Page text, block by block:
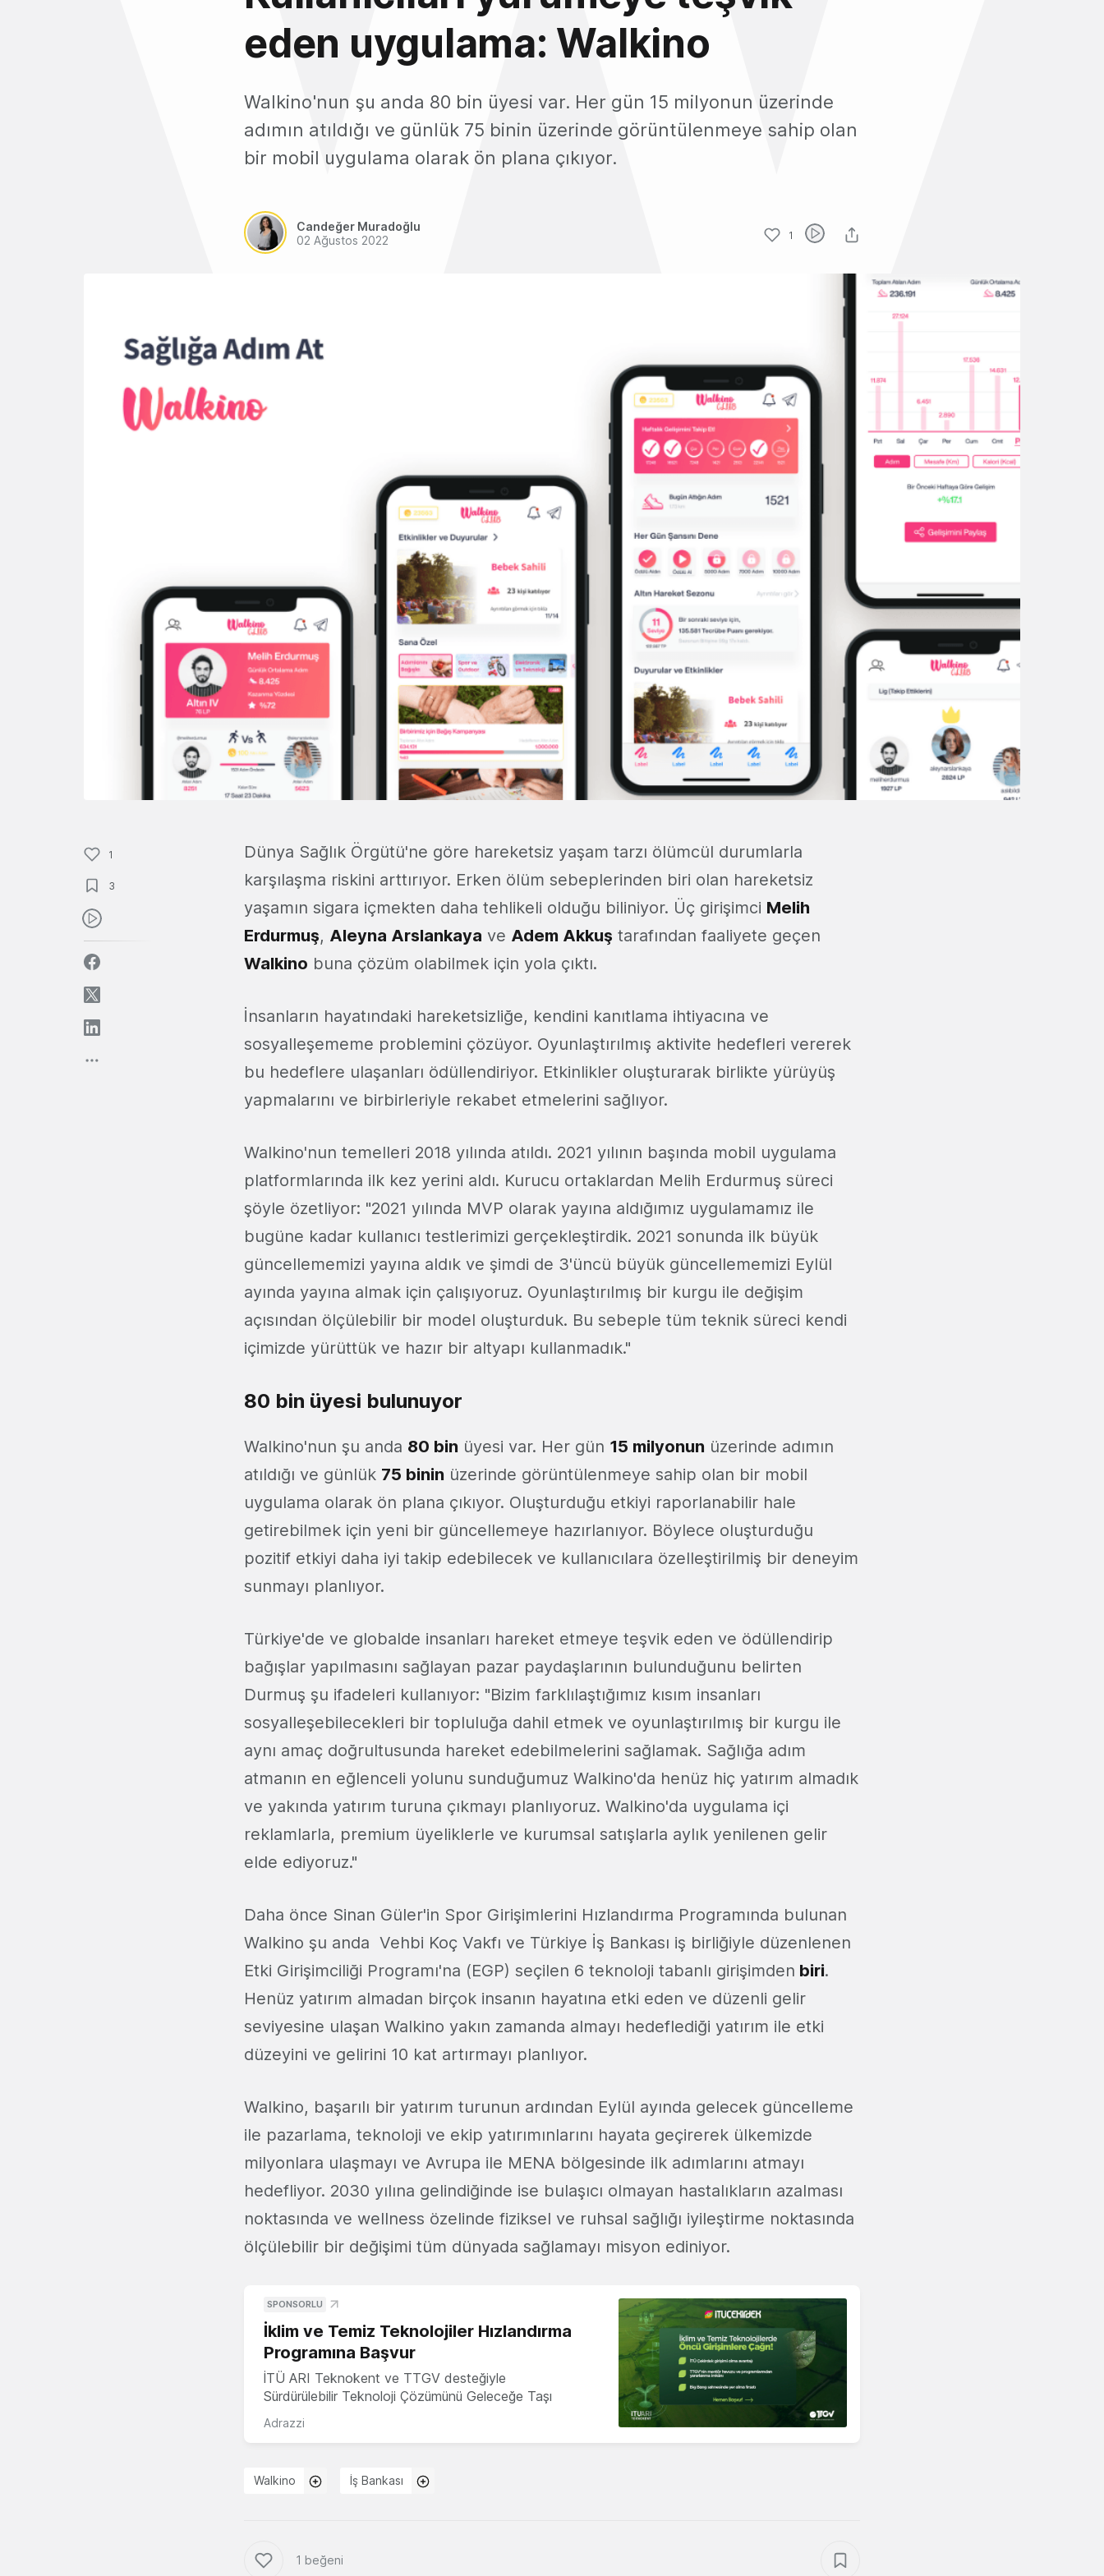
eden uygulama: Walkino
Walkino'nun şu anda 80 bin üyesi var. Her gün 15 milyonun üzerinde
adımın atıldığı ve günlük 75 binin üzerinde görüntülenmeye sahip olan
bir mobil uygulama olarak ön plana çıkıyor.
Candeğer Muradoğlu
02 Ağustos 2022
1
1
3
Dünya Sağlık Örgütü'ne göre hareketsiz yaşam tarzı ölümcül durumlarla
karşılaşma riskini arttırıyor. Erken ölüm sebeplerinden biri olan hareketsiz
yaşamın sigara içmekten daha tehlikeli olduğu biliniyor. Üç girişimci Melih
Erdurmuş, Aleyna Arslankaya ve Adem Akkuş tarafından faaliyete geçen
Walkino buna çözüm olabilmek için yola çıktı.
İnsanların hayatındaki hareketsizliğe, kendini kanıtlama ihtiyacına ve
sosyalleşememe problemini çözüyor. Oyunlaştırılmış aktivite hedefleri vererek
bu hedeflere ulaşanları ödüllendiriyor. Etkinlikler oluşturarak birlikte yürüyüş
yapmalarını ve birbirleriyle rekabet etmelerini sağlıyor.
Walkino'nun temelleri 2018 yılında atıldı. 2021 yılının başında mobil uygulama
platformlarında ilk kez yerini aldı. Kurucu ortaklardan Melih Erdurmuş süreci
şöyle özetliyor: "2021 yılında MVP olarak yayına aldığımız uygulamamız ile
bugüne kadar kullanıcı testlerimizi gerçekleştirdik. 2021 sonunda ilk büyük
güncellememizi yayına aldık ve şimdi de 3'üncü büyük güncellememizi Eylül
ayında yayına almak için çalışıyoruz. Oyunlaştırılmış bir kurgu ile değişim
açısından ölçülebilir bir model oluşturduk. Bu sebeple tüm teknik süreci kendi
içimizde yürüttük ve hazır bir altyapı kullanmadık."
80 bin üyesi bulunuyor
Walkino'nun şu anda 80 bin üyesi var. Her gün 15 milyonun üzerinde adımın
atıldığı ve günlük 75 binin üzerinde görüntülenmeye sahip olan bir mobil
uygulama olarak ön plana çıkıyor. Oluşturduğu etkiyi raporlanabilir hale
getirebilmek için yeni bir güncellemeye hazırlanıyor. Böylece oluşturduğu
pozitif etkiyi daha iyi takip edebilecek ve kullanıcılara özelleştirilmiş bir deneyim
sunmayı planlıyor.
Türkiye'de ve globalde insanları hareket etmeye teşvik eden ve ödüllendirip
bağışlar yapılmasını sağlayan pazar paydaşlarının bulunduğunu belirten
Durmuş şu ifadeleri kullanıyor: "Bizim farklılaştığımız kısım insanları
sosyalleşebilecekleri bir topluluğa dahil etmek ve oyunlaştırılmış bir kurgu ile
aynı amaç doğrultusunda hareket edebilmelerini sağlamak. Sağlığa adım
atmanın en eğlenceli yolunu sunduğumuz Walkino'da henüz hiç yatırım almadık
ve yakında yatırım turuna çıkmayı planlıyoruz. Walkino'da uygulama içi
reklamlarla, premium üyeliklerle ve kurumsal satışlarla aylık yenilenen gelir
elde ediyoruz."
Daha önce Sinan Güler'in Spor Girişimlerini Hızlandırma Programında bulunan
Walkino şu anda Vehbi Koç Vakfı ve Türkiye İş Bankası iş birliğiyle düzenlenen
Etki Girişimciliği Programı'na (EGP) seçilen 6 teknoloji tabanlı girişimden biri.
Henüz yatırım almadan birçok insanın hayatına etki eden ve düzenli gelir
seviyesine ulaşan Walkino yakın zamanda almayı hedeflediği yatırım ile etki
düzeyini ve gelirini 10 kat artırmayı planlıyor.
Walkino, başarılı bir yatırım turunun ardından Eylül ayında gelecek güncelleme
ile pazarlama, teknoloji ve ekip yatırımınlarını hayata geçirerek ülkemizde
milyonlara ulaşmayı ve Avrupa ile MENA bölgesinde ilk adımlarını atmayı
hedefliyor. 2030 yılına gelindiğinde ise bulaşıcı olmayan hastalıkların azalması
noktasında ve wellness özelinde fiziksel ve ruhsal sağlığı iyileştirme noktasında
ölçülebilir bir değişimi tüm dünyada sağlamayı misyon ediniyor.
SPONSORLU
İklim ve Temiz Teknolojiler Hızlandırma
Programına Başvur
İTÜ ARI Teknokent ve TTGV desteğiyle
Sürdürülebilir Teknoloji Çözümünü Geleceğe Taşı
Adrazzi
Walkino İş Bankası
1 beğeni